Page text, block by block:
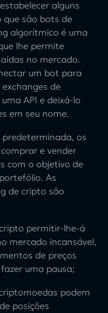
alguns
que são bots de
algorítmico é uma
lhe permite
no mercado.
um bot para
de
API e deixá-lo
em seu nome.
os
e vender
com o objetivo de
As
de cripto são
permitir-lhe-á
mercado incansável,
de preços
uma pausa;
podem
posições